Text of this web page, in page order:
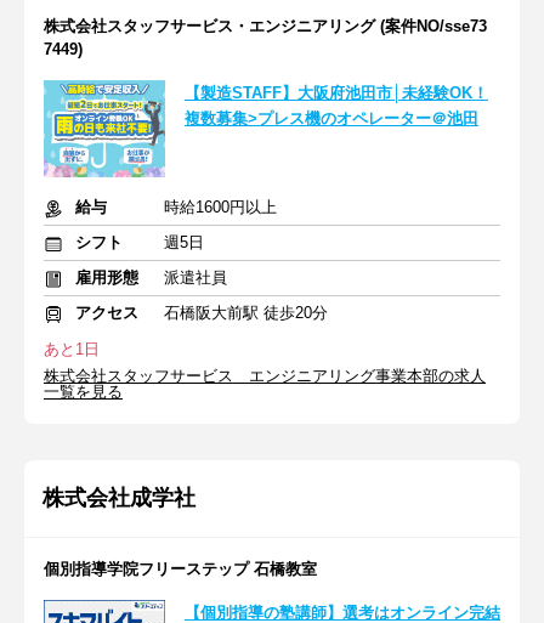
株式会社スタッフサービス・エンジニアリング (案件NO/sse73
7449)
【製造STAFF】大阪府池田市│未経験OK！
複数募集>プレス機のオペレーター＠池田
給与
時給1600円以上
シフト
週5日
雇用形態
派遣社員
アクセス
石橋阪大前駅 徒歩20分
あと1日
株式会社スタッフサービス エンジニアリング事業本部の求人
一覧を見る
株式会社成学社
個別指導学院フリーステップ 石橋教室
【個別指導の塾講師】選考はオンライン完結